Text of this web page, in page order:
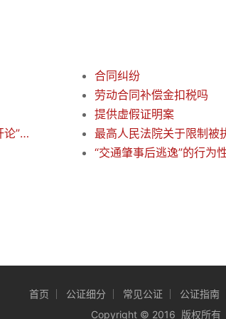
合同纠纷
劳动合同补偿金扣税吗
提供虚假证明案
对“奸淫不满十四周岁的幼女的，以强奸论”的理解
“交通肇事后逃逸”的行为
首页 公证细分 常见公证 公证指南
Copyright © 2016 版权所有